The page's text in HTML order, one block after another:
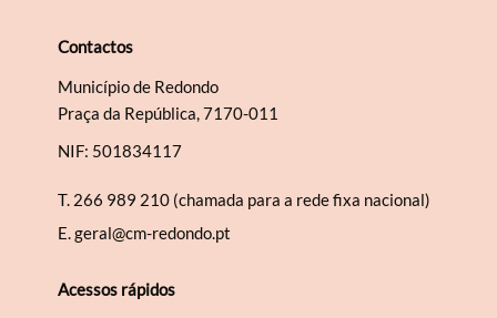
Contactos
Município de Redondo
Praça da República, 7170-011
NIF: 501834117
T. 266 989 210 (chamada para a rede fixa nacional)
E.geral@cm-redondo.pt
Acessos rápidos